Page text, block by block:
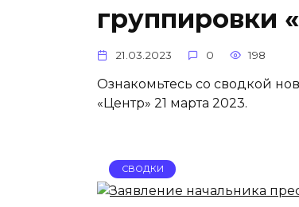
группировки
21.03.2023 0 198
Ознакомьтесь со сводкой
«Центр» 21 марта 2023.
СВОДКИ